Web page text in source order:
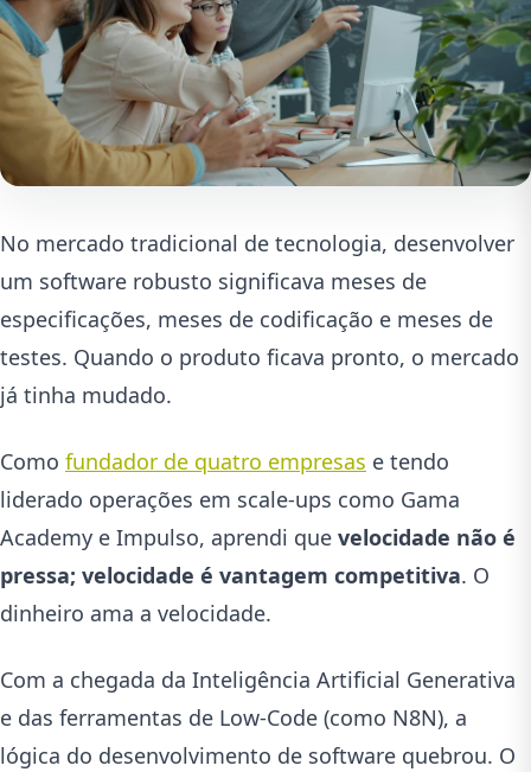
No mercado tradicional de tecnologia, desenvolver
um software robusto significava meses de
especificações, meses de codificação e meses de
testes. Quando o produto ficava pronto, o mercado
já tinha mudado.
Como fundador de quatro empresas e tendo
liderado operações em scale-ups como Gama
Academy e Impulso, aprendi que velocidade não é
pressa; velocidade é vantagem competitiva. O
dinheiro ama a velocidade.
Com a chegada da Inteligência Artificial Generativa
e das ferramentas de Low-Code (como N8N), a
lógica do desenvolvimento de software quebrou. O